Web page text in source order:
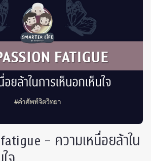
– ความเหนื่อยล้าใน